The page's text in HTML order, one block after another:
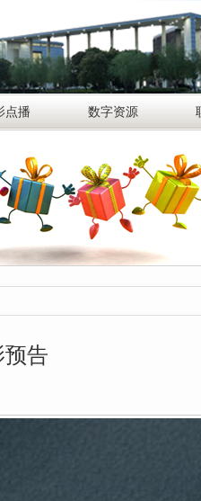
点播 数字资源
预告